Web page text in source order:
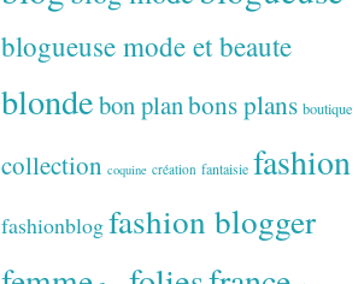
blogueuse mode et beaute
blondebon planbons plans boutique
collection coquine création fantaisie fashion
fashionblogfashion blogger